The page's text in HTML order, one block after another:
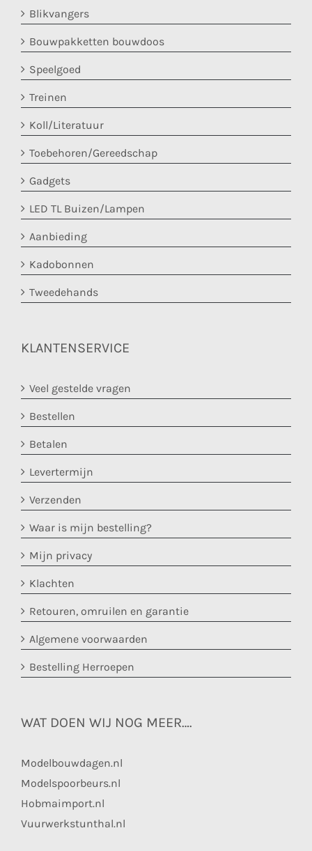
Blikvangers
Bouwpakketten bouwdoos
Speelgoed
Treinen
Koll/Literatuur
Toebehoren/Gereedschap
Gadgets
LED TL Buizen/Lampen
Aanbieding
Kadobonnen
Tweedehands
KLANTENSERVICE
Veel gestelde vragen
Bestellen
Betalen
Levertermijn
Verzenden
Waar is mijn bestelling?
Mijn privacy
Klachten
Retouren, omruilen en garantie
Algemene voorwaarden
Bestelling Herroepen
WAT DOEN WIJ NOG MEER….
Modelbouwdagen.nl
Modelspoorbeurs.nl
Hobmaimport.nl
Vuurwerkstunthal.nl